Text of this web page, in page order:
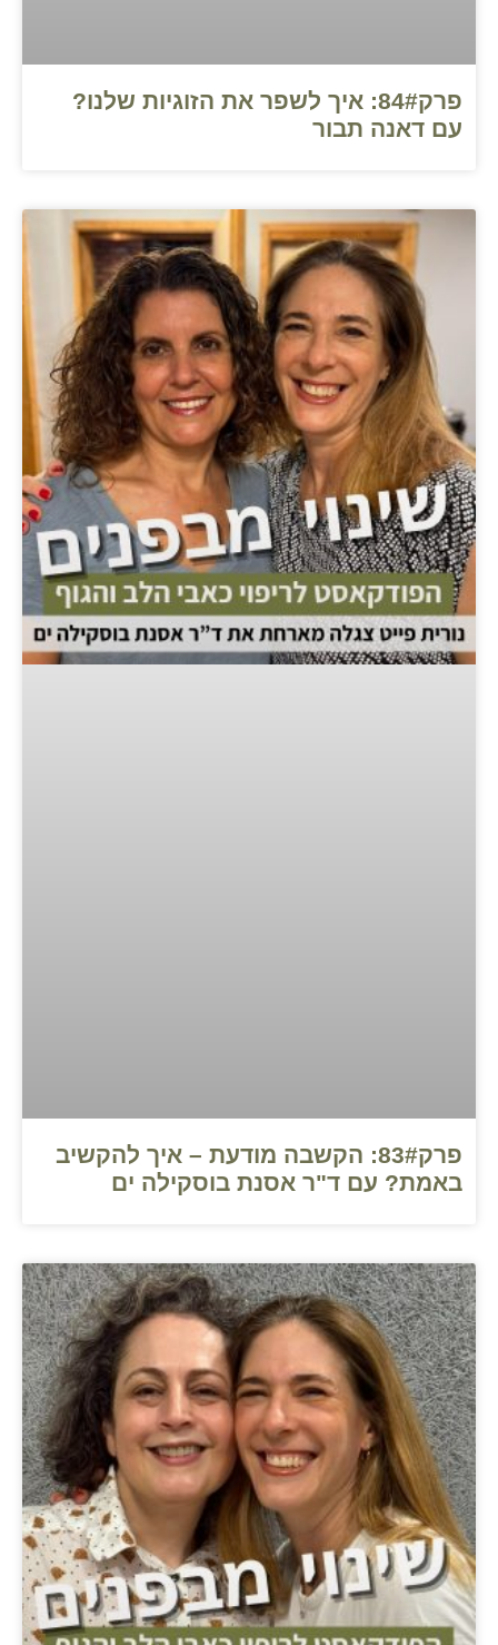
פרק84#: איך לשפר את הזוגיות שלנו?
עם דאנה תבור
פרק83#: הקשבה מודעת – איך להקשיב
באמת? עם ד"ר אסנת בוסקילה ים